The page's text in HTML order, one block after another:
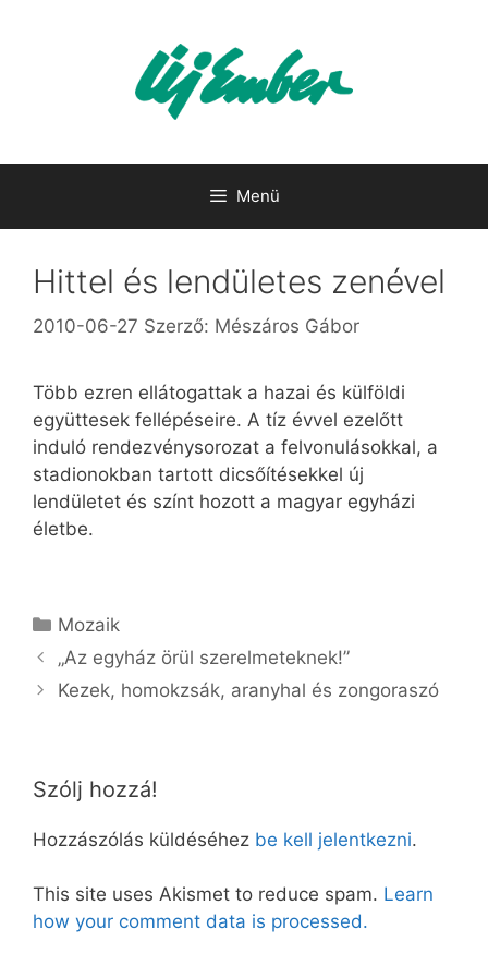
Menü
Hittel és lendületes zenével
2010-06-27 Szerző: Mészáros Gábor
Több ezren ellátogattak a hazai és külföldi
együttesek fellépéseire. A tíz évvel ezelőtt
induló rendezvénysorozat a felvonulásokkal, a
stadionokban tartott dicsőítésekkel új
lendületet és színt hozott a magyar egyházi
életbe.
Kategória
Mozaik
„Az egyház örül szerelmeteknek!”
Kezek, homokzsák, aranyhal és zongoraszó
Szólj hozzá!
Hozzászólás küldéséhez be kell jelentkezni.
This site uses Akismet to reduce spam. Learn
how your comment data is processed.